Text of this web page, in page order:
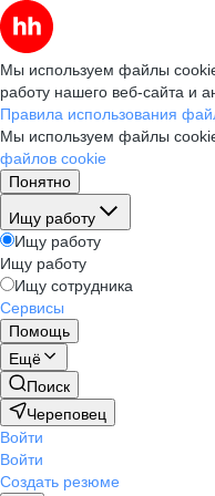
Мы используем файлы
работу нашего веб-сайта и
Правила использования
Мы используем файлы
файлов cookie
Понятно
Ищу работу
Ищу работу
Ищу работу
Ищу сотрудника
Сервисы
Помощь
Ещё
Поиск
Череповец
Войти
Войти
Создать резюме